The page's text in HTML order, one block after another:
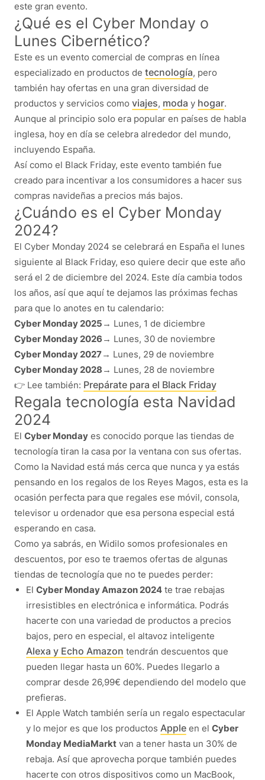
este gran evento.
¿Qué es el Cyber Monday o
Lunes Cibernético?
Este es un evento comercial de compras en línea
especializado en productos de tecnología, pero
también hay ofertas en una gran diversidad de
productos y servicios como viajes, moda y hogar.
Aunque al principio solo era popular en países de habla
inglesa, hoy en día se celebra alrededor del mundo,
incluyendo España.
Así como el Black Friday, este evento también fue
creado para incentivar a los consumidores a hacer sus
compras navideñas a precios más bajos.
¿Cuándo es el Cyber Monday
2024?
El Cyber Monday 2024 se celebrará en España el lunes
siguiente al Black Friday, eso quiere decir que este año
será el 2 de diciembre del 2024. Este día cambia todos
los años, así que aquí te dejamos las próximas fechas
para que lo anotes en tu calendario:
Cyber Monday 2025 → Lunes, 1 de diciembre
Cyber Monday 2026 → Lunes, 30 de noviembre
Cyber Monday 2027→ Lunes, 29 de noviembre
Cyber Monday 2028 → Lunes, 28 de noviembre
👉 Lee también: Prepárate para el Black Friday
Regala tecnología esta Navidad
2024
El Cyber Monday es conocido porque las tiendas de
tecnología tiran la casa por la ventana con sus ofertas.
Como la Navidad está más cerca que nunca y ya estás
pensando en los regalos de los Reyes Magos, esta es la
ocasión perfecta para que regales ese móvil, consola,
televisor u ordenador que esa persona especial está
esperando en casa.
Como ya sabrás, en Widilo somos profesionales en
descuentos, por eso te traemos ofertas de algunas
tiendas de tecnología que no te puedes perder:
El Cyber Monday Amazon 2024 te trae rebajas
irresistibles en electrónica e informática. Podrás
hacerte con una variedad de productos a precios
bajos, pero en especial, el altavoz inteligente
Alexa y Echo Amazon tendrán descuentos que
pueden llegar hasta un 60%. Puedes llegarlo a
comprar desde 26,99€ dependiendo del modelo que
prefieras.
El Apple Watch también sería un regalo espectacular
y lo mejor es que los productos Apple en el Cyber
Monday MediaMarkt van a tener hasta un 30% de
rebaja. Así que aprovecha porque también puedes
hacerte con otros dispositivos como un MacBook,